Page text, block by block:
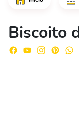
Biscoito
Em uma